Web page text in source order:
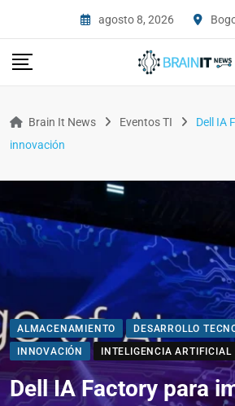
agosto 8, 2026
Brain It News Eventos TI
Dell IA
innovación
ALMACENAMIENTO
DESARROLLO
INNOVACIÓN
INTELIGENCIA ARTIFICIAL
Dell IA Factory para